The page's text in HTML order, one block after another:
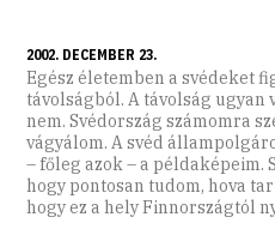
2002. DECEMBER 23.
Egész életemben a svédeket
távolságból. A távolság ugyan
nem. Svédország számomra
vágyálom. A svéd
– főleg azok – a példaképeim.
hogy pontosan tudom, hova
hogy ez a hely Finnországtól